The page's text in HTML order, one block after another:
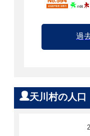
過
天川村の人口